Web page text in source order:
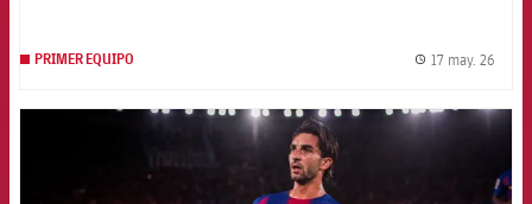
PRIMER EQUIPO 17 may. 26
FCB Barcelona badge